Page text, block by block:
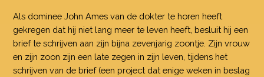
Als dominee John Ames van de dokter te horen heeft
gekregen dat hij niet lang meer te leven heeft, besluit hij een
brief te schrijven aan zijn bijna zevenjarig zoontje. Zijn vrouw
en zijn zoon zijn een late zegen in zijn leven, tijdens het
schrijven van de brief (een project dat enige weken in beslag